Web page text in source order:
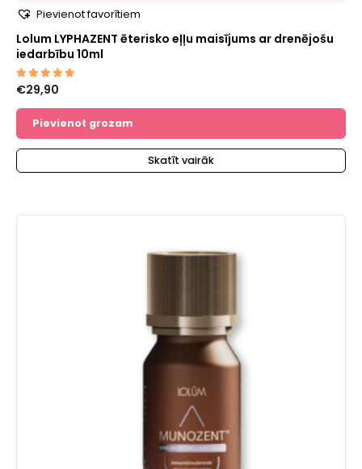
Pievienot favorītiem
Lolum LYPHAZENT ēterisko eļļu maisījums ar drenējošu
iedarbību 10ml
Novērtēts
ar
5.00
€29,90
Pievienot grozam
Skatīt vairāk